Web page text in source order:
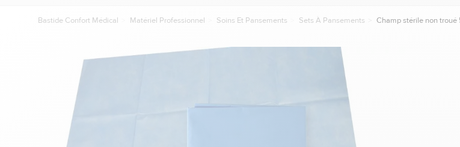
Bastide Confort Médical Matériel Professionnel Soins Et Pansements Sets À Pansements Champ stérile non troué